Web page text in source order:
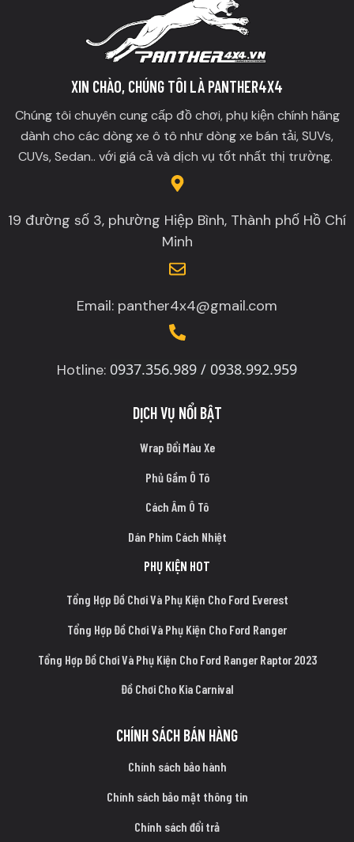
XIN CHÀO, CHÚNG TÔI LÀ PANTHER4X4
Chúng tôi chuyên cung cấp đồ chơi, phụ kiện chính hãng
dành cho các dòng xe ô tô như dòng xe bán tải, SUVs,
CUVs, Sedan.. với giá cả và dịch vụ tốt nhất thị trường.
19 đường số 3, phường Hiệp Bình, Thành phố Hồ Chí
Minh
Email: panther4x4@gmail.com
Hotline: 0937.356.989 / 0938.992.959
DỊCH VỤ NỔI BẬT
Wrap Đổi Màu Xe
Phủ Gầm Ô Tô
Cách Âm Ô Tô
Dán Phim Cách Nhiệt
PHỤ KIỆN HOT
Tổng Hợp Đồ Chơi Và Phụ Kiện Cho Ford Everest
Tổng Hợp Đồ Chơi Và Phụ Kiện Cho Ford Ranger
Tổng Hợp Đồ Chơi Và Phụ Kiện Cho Ford Ranger Raptor 2023
Đồ Chơi Cho Kia Carnival
CHÍNH SÁCH BÁN HÀNG
Chính sách bảo hành
Chính sách bảo mật thông tin
Chính sách đổi trả